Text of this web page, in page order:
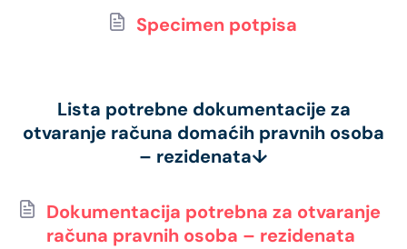
Specimen potpisa
Lista potrebne dokumentacije za
otvaranje računa domaćih pravnih osoba
– rezidenata↓
Dokumentacija potrebna za otvaranje
računa pravnih osoba – rezidenata